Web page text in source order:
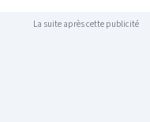
La suite après cette publicité